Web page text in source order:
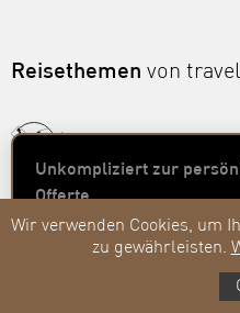
Reisethemen von
Bewertungen
Wir verwenden Cookies, um
zu gewährleisten.
Unkompliziert zur
Offerte
Unverbindlich